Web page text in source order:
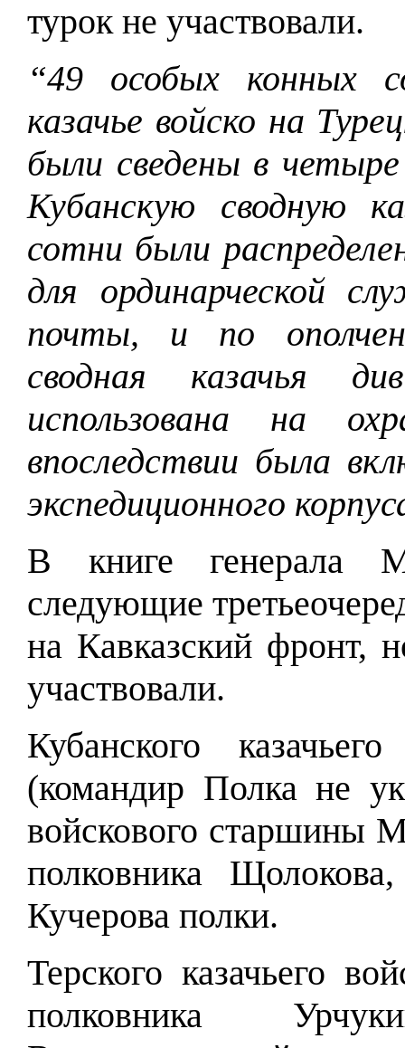
турок не участвовали.
“49 особых конных
казачье войско на
были сведены в четыре
Кубанскую сводную
сотни были
для ординарческой
почты, и по
сводная казачья
использована на
впоследствии была
экспедиционного
В книге генерала
следующие
на Кавказский фронт,
участвовали.
Кубанского
(командир Полка не
войскового старшины
полковника
Кучерова полки.
Терского казачьего
полковника